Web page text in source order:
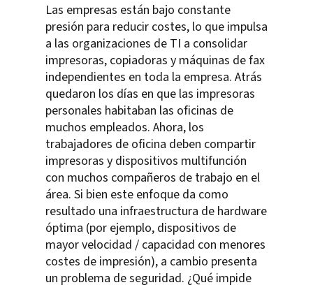
Las empresas están bajo constante
presión para reducir costes, lo que impulsa
a las organizaciones de TI a consolidar
impresoras, copiadoras y máquinas de fax
independientes en toda la empresa. Atrás
quedaron los días en que las impresoras
personales habitaban las oficinas de
muchos empleados. Ahora, los
trabajadores de oficina deben compartir
impresoras y dispositivos multifunción
con muchos compañeros de trabajo en el
área. Si bien este enfoque da como
resultado una infraestructura de hardware
óptima (por ejemplo, dispositivos de
mayor velocidad / capacidad con menores
costes de impresión), a cambio presenta
un problema de seguridad. ¿Qué impide